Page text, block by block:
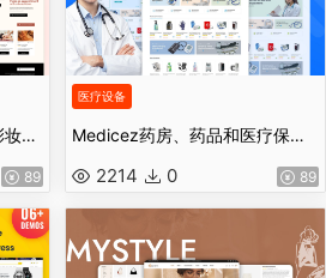
Beauty Cosmetics护肤品彩妆外贸商城源码
89
医疗设备
Medicez药房、药品和医疗保健 WooCommerce 主题
2214 0 89